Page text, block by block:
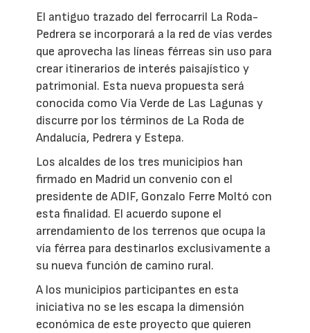
El antiguo trazado del ferrocarril La Roda-
Pedrera se incorporará a la red de vías verdes
que aprovecha las líneas férreas sin uso para
crear itinerarios de interés paisajístico y
patrimonial. Esta nueva propuesta será
conocida como Vía Verde de Las Lagunas y
discurre por los términos de La Roda de
Andalucía, Pedrera y Estepa.
Los alcaldes de los tres municipios han
firmado en Madrid un convenio con el
presidente de ADIF, Gonzalo Ferre Moltó con
esta finalidad. El acuerdo supone el
arrendamiento de los terrenos que ocupa la
vía férrea para destinarlos exclusivamente a
su nueva función de camino rural.
A los municipios participantes en esta
iniciativa no se les escapa la dimensión
económica de este proyecto que quieren